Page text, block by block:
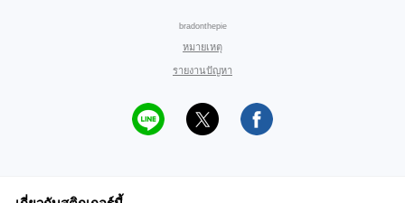
bradonthepie
หมายเหตุ
รายงานปัญหา